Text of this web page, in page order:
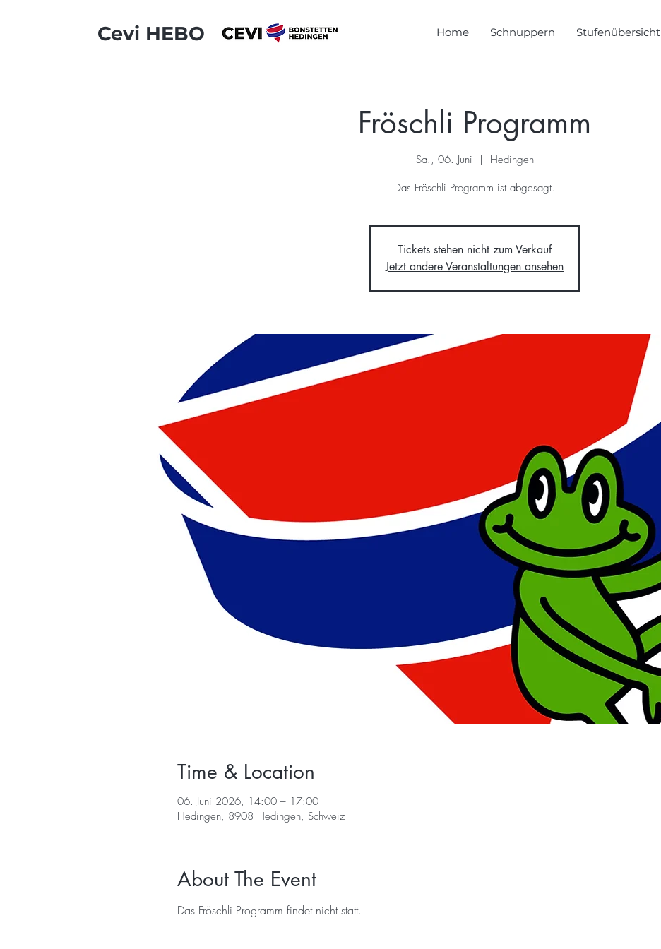
Cevi HEBO Home Schnuppern Stufenübersicht
Fröschli Programm
Sa., 06. Juni
  |
Hedingen
Das Fröschli Programm ist abgesagt.
Tickets stehen nicht zum Verkauf
Jetzt andere Veranstaltungen ansehen
Time & Location
06. Juni 2026, 14:00 – 17:00
Hedingen, 8908 Hedingen, Schweiz
About The Event
Das Fröschli Programm findet nicht statt.